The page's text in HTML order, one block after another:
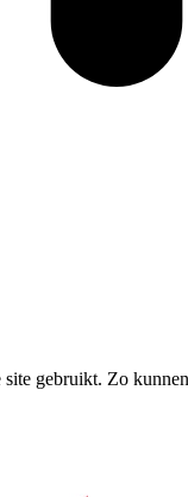
gebruikt. Zo